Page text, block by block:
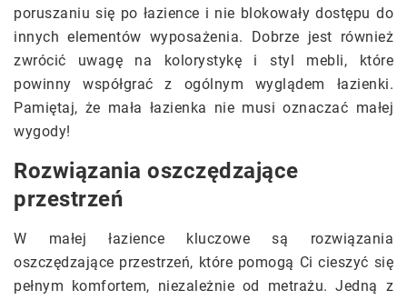
poruszaniu się po łazience i nie blokowały dostępu do
innych elementów wyposażenia. Dobrze jest również
zwrócić uwagę na kolorystykę i styl mebli, które
powinny współgrać z ogólnym wyglądem łazienki.
Pamiętaj, że mała łazienka nie musi oznaczać małej
wygody!
Rozwiązania oszczędzające
przestrzeń
W małej łazience kluczowe są rozwiązania
oszczędzające przestrzeń, które pomogą Ci cieszyć się
pełnym komfortem, niezależnie od metrażu. Jedną z